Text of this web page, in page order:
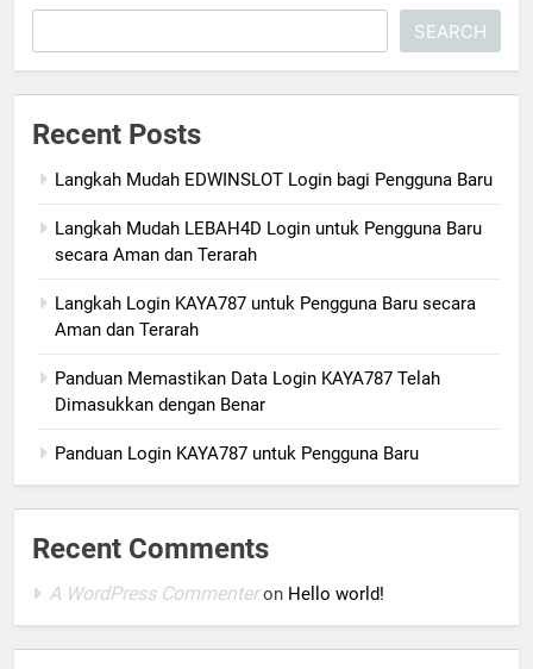
SEARCH
Recent Posts
Langkah Mudah EDWINSLOT Login bagi Pengguna Baru
Langkah Mudah LEBAH4D Login untuk Pengguna Baru
secara Aman dan Terarah
Langkah Login KAYA787 untuk Pengguna Baru secara
Aman dan Terarah
Panduan Memastikan Data Login KAYA787 Telah
Dimasukkan dengan Benar
Panduan Login KAYA787 untuk Pengguna Baru
Recent Comments
A WordPress Commenteron Hello world!